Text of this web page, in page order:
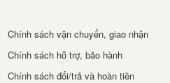
Chính sách vận chuyển, giao nhận
Chính sách hỗ trợ, bảo hành
Chính sách đổi/trả và hoàn tiền